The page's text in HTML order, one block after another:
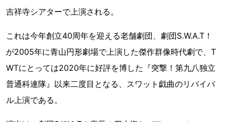
吉祥寺シアターで上演される。
これは今年創立40周年を迎える老舗劇団、劇団S.W.A.T！
が2005年に青山円形劇場で上演した傑作群像時代劇で、T
WTにとっては2020年に好評を博した『突撃！第九八独立
普通科連隊』以来二度目となる、スワット戯曲のリバイバ
ル上演である。